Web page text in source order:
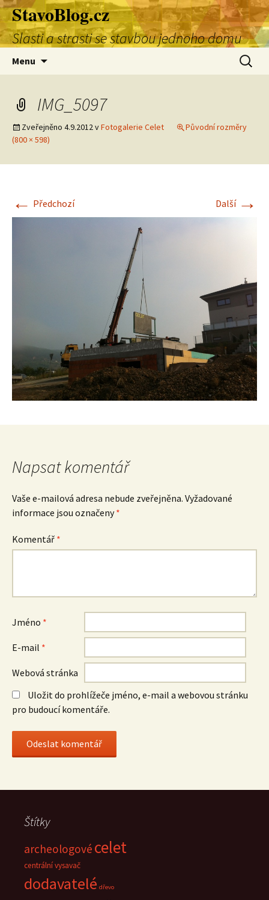
Přejít
k
obsahu
webu
StavoBlog.cz
Slasti a strasti se stavbou jednoho domu
Menu
IMG_5097
Zveřejněno 4.9.2012vFotogalerie Celet
Původní rozměry
(800 × 598)
← Předchozí Další →
Napsat komentář
Vaše e-mailová adresa nebude zveřejněna. Vyžadované
informace jsou označeny*
Komentář *
Jméno *
E-mail *
Webová stránka
Uložit do prohlížeče jméno, e-mail a webovou stránku
pro budoucí komentáře.
Štítky
archeologové celet
centrální vysavač
dodavatelé dřevo